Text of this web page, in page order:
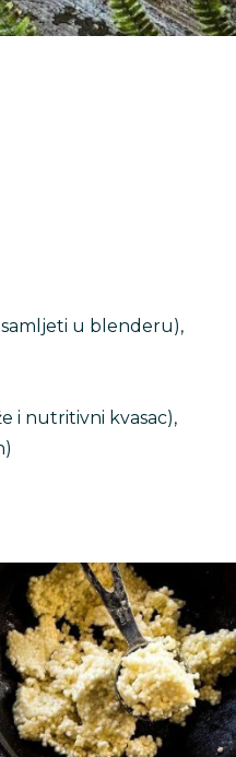
u blenderu),
i nutritivni kvasac),